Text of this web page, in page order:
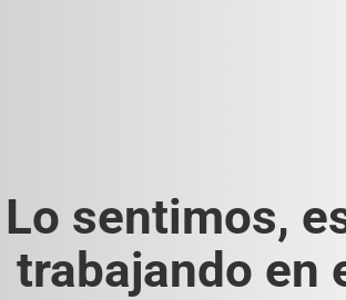
Lo sentimos,
trabajando en